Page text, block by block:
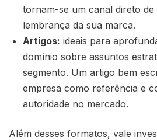
tornam-se um canal direto
lembrança da sua marca.
Artigos: ideais para
domínio sobre assuntos
segmento. Um artigo bem
empresa como referência e
autoridade no mercado.
Além desses formatos, vale